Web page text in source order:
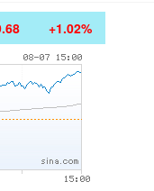
+1.02%